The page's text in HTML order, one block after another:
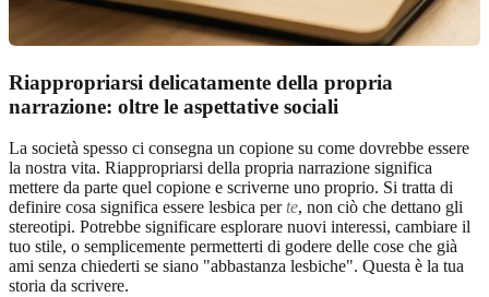
Riappropriarsi delicatamente della propria
narrazione: oltre le aspettative sociali
La società spesso ci consegna un copione su come dovrebbe essere
la nostra vita. Riappropriarsi della propria narrazione significa
mettere da parte quel copione e scriverne uno proprio. Si tratta di
definire cosa significa essere lesbica perte, non ciò che dettano gli
stereotipi. Potrebbe significare esplorare nuovi interessi, cambiare il
tuo stile, o semplicemente permetterti di godere delle cose che già
ami senza chiederti se siano "abbastanza lesbiche". Questa è la tua
storia da scrivere.